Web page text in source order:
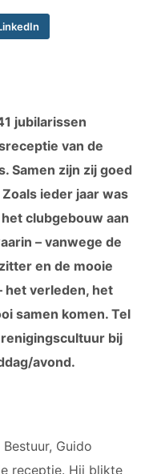
jubilarissen
van de
Samen zijn zij goed
ieder jaar was
clubgebouw aan
– vanwege de
en de mooie
het verleden, het
samen komen. Tel
bij
avond.
Guido
receptie. Hij blikte